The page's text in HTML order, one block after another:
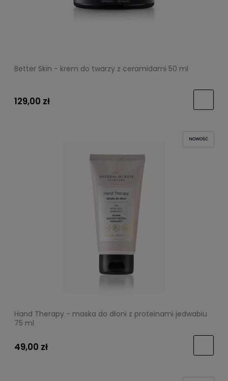
Better Skin - krem do twarzy z ceramidami 50 ml
129,00 zł
Hand Therapy - maska do dłoni z proteinami jedwabiu
75 ml
49,00 zł
NOWOŚĆ